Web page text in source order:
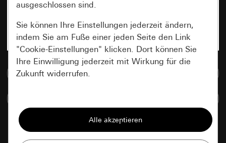
Zur Mediadatenbank
ausgeschlossen sind.
Sie können Ihre Einstellungen jederzeit ändern,
indem Sie am Fuße einer jeden Seite den Link
"Cookie-Einstellungen" klicken. Dort können Sie
Ihre Einwilligung jederzeit mit Wirkung für die
Zukunft widerrufen.
Alle Cookies, die wir benötigen um Ihnen die
Seite anzeigen zu können.